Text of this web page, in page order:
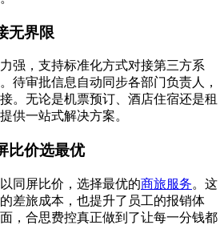
无界限
强，支持标准化方式对接第三方系
待审批信息自动同步各部门负责人，
。无论是机票预订、酒店住宿还是租
供一站式解决方案。
比价选最优
同屏比价，选择最优的商旅服务。这
差旅成本，也提升了员工的报销体
，合思费控真正做到了让每一分钱都